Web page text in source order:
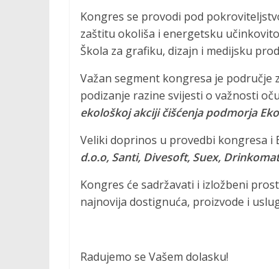
Kongres se provodi pod
zaštitu okoliša i energetsku
Škola za grafiku, dizajn i medijsku
Važan segment kongresa je
podizanje razine svijesti o važnosti
ekološkoj akciji čišćenja podmorja
Veliki doprinos u provedbi kongresa i
d.o.o, Santi, Divesoft, Suex,
Kongres će sadržavati i izložbeni
najnovija dostignuća, proizvode i
Radujemo se Vašem dolasku!